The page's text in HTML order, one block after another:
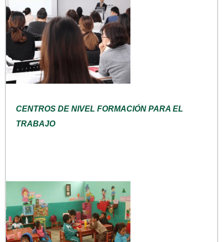
CENTROS DE NIVEL FORMACIÓN PARA EL
TRABAJO